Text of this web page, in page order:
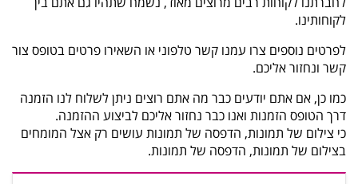
לקוחותינו.
לפרטים נוספים צרו עמנו קשר טלפוני או השאירו פרטים בטופס צור
קשר ונחזור אליכם.
כמו כן, אם אתם יודעים כבר מה אתם רוצים ניתן לשלוח לנו הזמנה
דרך הטופס הזמנות ואנו כבר נחזור אליכם לביצוע ההזמנה.
כי צילום של תמונות, הדפסה של תמונות עושים רק אצל המומחים
בצילום של תמונות, הדפסה של תמונות.